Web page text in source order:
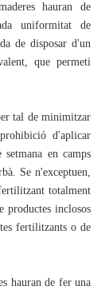
hauran de
uniformitat de
de disposar d'un
que permeti
tal de minimitzar
d'aplicar
en camps
Se n'exceptuen,
totalment
productes inclosos
fertilitzants o de
hauran de fer una